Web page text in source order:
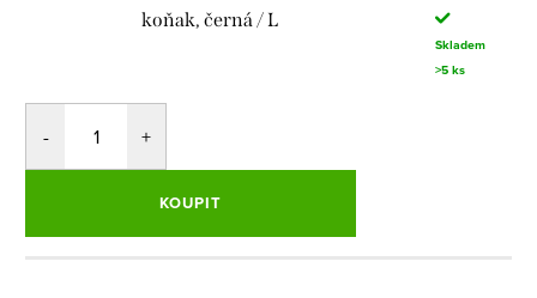
koňak, černá / L
Skladem
>5 ks
KOUPIT